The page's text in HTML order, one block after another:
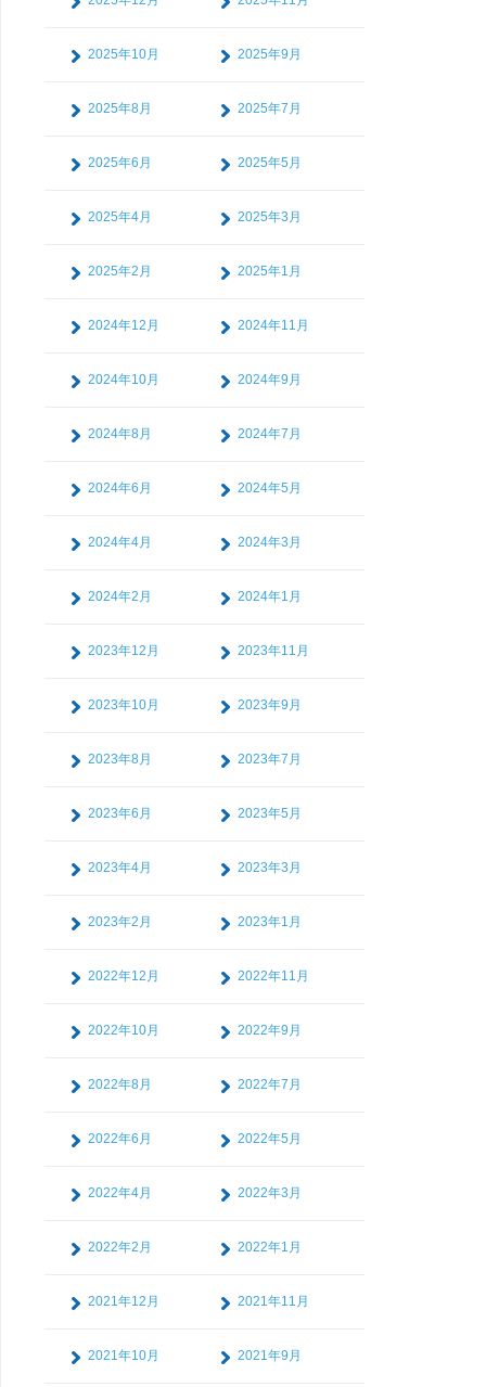
2025年10月 2025年9月
2025年8月 2025年7月
2025年6月 2025年5月
2025年4月 2025年3月
2025年2月 2025年1月
2024年12月 2024年11月
2024年10月 2024年9月
2024年8月 2024年7月
2024年6月 2024年5月
2024年4月 2024年3月
2024年2月 2024年1月
2023年12月 2023年11月
2023年10月 2023年9月
2023年8月 2023年7月
2023年6月 2023年5月
2023年4月 2023年3月
2023年2月 2023年1月
2022年12月 2022年11月
2022年10月 2022年9月
2022年8月 2022年7月
2022年6月 2022年5月
2022年4月 2022年3月
2022年2月 2022年1月
2021年12月 2021年11月
2021年10月 2021年9月